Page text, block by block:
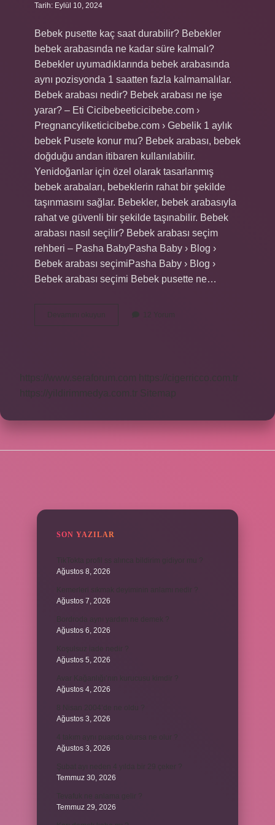
Tarih: Eylül 10, 2024
Bebek pusette kaç saat durabilir? Bebekler
bebek arabasında ne kadar süre kalmalı?
Bebekler uyumadıklarında bebek arabasında
aynı pozisyonda 1 saatten fazla kalmamalılar.
Bebek arabası nedir? Bebek arabası ne işe
yarar? – Eti Cicibebeeticicibebe.com ›
Pregnancyliketicicibebe.com › Gebelik 1 aylık
bebek Pusete konur mu? Bebek arabası, bebek
doğduğu andan itibaren kullanılabilir.
Yenidoğanlar için özel olarak tasarlanmış
bebek arabaları, bebeklerin rahat bir şekilde
taşınmasını sağlar. Bebekler, bebek arabasıyla
rahat ve güvenli bir şekilde taşınabilir. Bebek
arabası nasıl seçilir? Bebek arabası seçim
rehberi – Pasha BabyPasha Baby › Blog ›
Bebek arabası seçimiPasha Baby › Blog ›
Bebek arabası seçimi Bebek pusette ne…
Devamını okuyun
Aylık
12 Yorum
https://www.seraforum.com
https://cigerricco.com.tr
https://yildirimmedya.com.tr Sitemap
SON YAZILAR
Ağustos 8, 2026
Ağustos 7, 2026
Ağustos 6, 2026
Ağustos 5, 2026
Ağustos 4, 2026
Ağustos 3, 2026
Ağustos 3, 2026
Temmuz 30, 2026
Temmuz 29, 2026